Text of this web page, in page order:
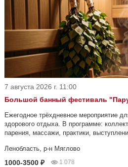
7 августа 2026 г. 11:00
Большой банный фестиваль
Ежегодное трёхдневное мероприятие
здорового отдыха. В программе:
парения, массажи, практики,
Ленобласть, р-н Мяглово
1000-3500 ₽ 1 078